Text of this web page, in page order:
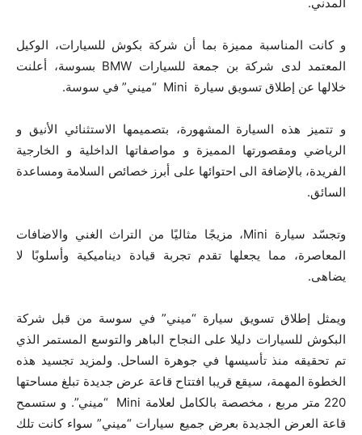
و كانت المناسبة مميزة بما أن شركة بكوش للسيارات، الوكيل
المعتمد لدى شركة بن جمعة للسيارات BMW بسوسة، أعلنت
خلالها عن إطلاق تسويق سيارة Mini “ميني” في سوسة.
و تتميز هذه السيارة المشهورة، بتصميمها الاستثنائي الأنيق و
الرياضي ومقصورتها المميزة و مواصفاتها الداخلية و الخارجية
الفريدة، بالإضافة الى احتوائها على أبرز خصائص السلامة ومساعدة
السائق.
وتجسّد سيارة Mini، مزيجًا مثاليًا من التراث الغني والاضافات
المعاصرة، مما يجعلها تقدم تجربة قيادة ديناميكية وأسلوبًا لا
يضاهى.
ويمثل إطلاق تسويق سيارة “ميني” في سوسة من قبل شركة
البكوش للسيارات دليلا على النجاح الباهر والتوسع المستمر الذي
تم تحقيقه منذ تأسيسها في جوهرة الساحل. ولمزيد تجسيد هذه
الخطوة المهمة، سيقع قريبا افتتاح قاعة عرض جديدة تبلغ مساحتها
220 متر مربع ، مخصصة بالكامل لعلامة Mini “ميني”. و ستسمح
قاعة العرض الجديدة بعرض جميع سيارات “ميني” سواء كانت تلك